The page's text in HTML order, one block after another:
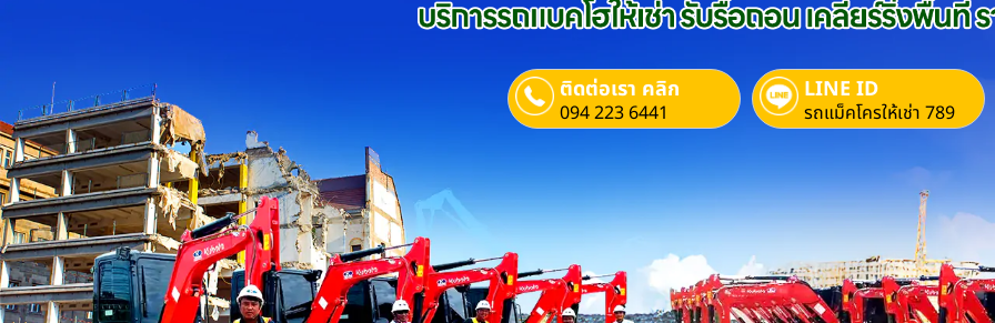
ติดต่อเรา คลิก
094 223 6441
LINE ID
รถแม็คโครให้เช่า 789